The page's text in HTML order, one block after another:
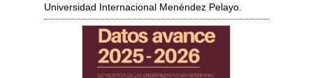
Universidad Internacional Menéndez Pelayo.